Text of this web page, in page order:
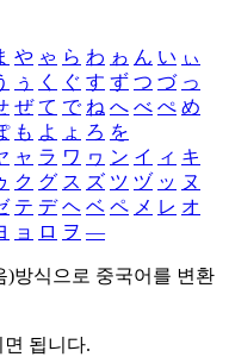
や ゃ ら わ ゎ ん い ぃ
ぅ く ぐ す ず つ づ っ
ぜ て で ね へ べ ぺ め
も よ ょ ろ を
ャ ラ ワ ヮ ン イ ィ キ
ク グ ス ズ ツ ヅ ッ ヌ
テ デ ヘ ベ ペ メ レ オ
ョ ロ ヲ ―
)방식으로 중국어를 변환
됩니다.